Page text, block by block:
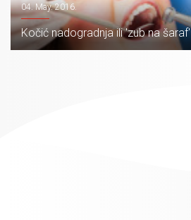
04. May. 2016.
Kočić nadogradnja ili 'zub na šaraf'